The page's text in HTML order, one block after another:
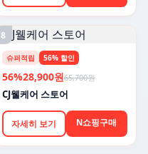
8
슈퍼적립 56% 할인
56%28,900원65,700원
CJ웰케어 스토어
자세히 보기 N쇼핑구매